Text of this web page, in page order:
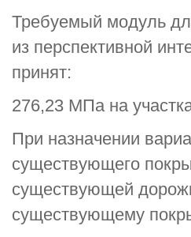
Требуемый модуль
из перспективной
принят:
276,23 МПа на
При назначении
существующего
существующей
существующему